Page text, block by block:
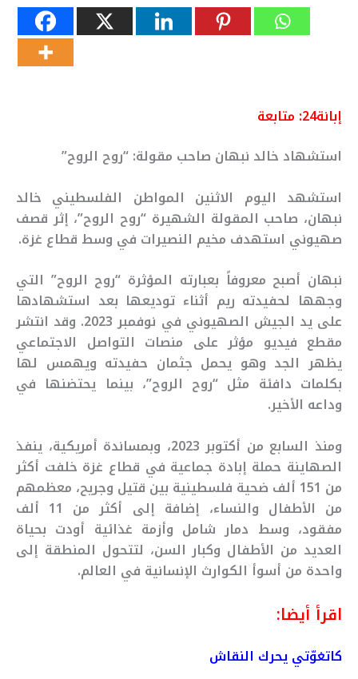
إبانة24: متابعة
استشهاد خالد نبهان صاحب مقولة: “روح الروح”
استشهد اليوم الاثنين المواطن الفلسطيني خالد
نبهان، صاحب المقولة الشهيرة “روح الروح”، إثر قصف
صهيوني استهدف مخيم النصيرات في وسط قطاع غزة.
نبهان أصبح معروفاً بعبارته المؤثرة “روح الروح” التي
وجهها لحفيدته ريم أثناء توديعها بعد استشهادها
على يد الجيش الصهيوني في نوفمبر 2023. وقد انتشر
مقطع فيديو مؤثر على منصات التواصل الاجتماعي
يظهر الجد وهو يحمل جثمان حفيدته ويهمس لها
بكلمات دافئة مثل “روح الروح”، بينما يحتضنها في
وداعه الأخير.
ومنذ السابع من أكتوبر 2023، وبمساندة أمريكية، ينفذ
الصهاينة حملة إبادة جماعية في قطاع غزة خلفت أكثر
من 151 ألف ضحية فلسطينية بين قتيل وجريح، معظمهم
من الأطفال والنساء، إضافة إلى أكثر من 11 ألف
مفقود، وسط دمار شامل وأزمة غذائية أودت بحياة
العديد من الأطفال وكبار السن، لتتحول المنطقة إلى
واحدة من أسوأ الكوارث الإنسانية في العالم.
اقرأ أيضا:
كاتغوّتي يحرك النقاش